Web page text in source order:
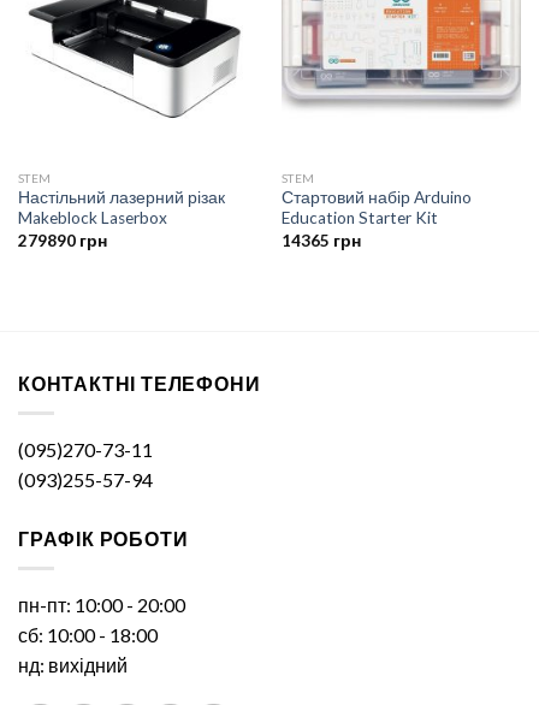
STEM
Настільний лазерний різак
Makeblock Laserbox
279890 грн
STEM
Стартовий набір Arduino
Education Starter Kit
14365 грн
КОНТАКТНІ ТЕЛЕФОНИ
(095)270-73-11
(093)255-57-94
ГРАФІК РОБОТИ
пн-пт: 10:00 - 20:00
сб: 10:00 - 18:00
нд: вихідний